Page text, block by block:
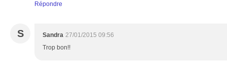
Répondre
S Sandra 27/01/2015 09:56
Trop bon!!